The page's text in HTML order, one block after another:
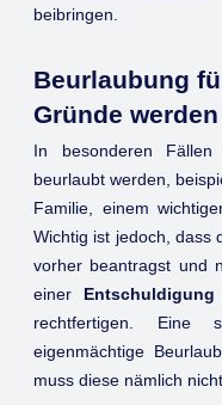
beibringen.
Beurlaubung
Gründe
In besonderen
beurlaubt werden,
Familie, einem
Wichtig ist jedoch, dass
vorher beantragst und
einer
rechtfertigen. Eine
eigenmächtige
muss diese nämlich